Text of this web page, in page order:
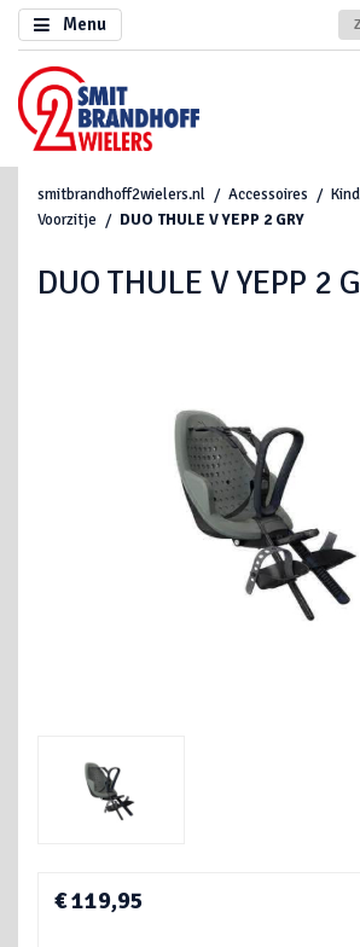
Menu
smitbrandhoff2wielers.nl Accessoires
Voorzitje
DUO THULE V YEPP 2 GRY
DUO THULE V YEPP 2
€ 119,95